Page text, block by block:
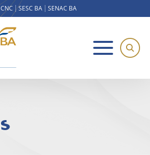
CNC SESC BA SENAC BA